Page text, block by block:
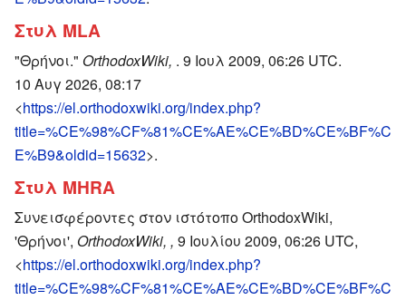
Στυλ MLA
"Θρήνοι." OrthodoxWiki, . 9 Ιουλ 2009, 06:26 UTC.
10 Αυγ 2026, 08:17
<https://el.orthodoxwiki.org/index.php?
title=%CE%98%CF%81%CE%AE%CE%BD%CE%BF%C
E%B9&oldid=15632>.
Στυλ MHRA
Συνεισφέροντες στον ιστότοπο OrthodoxWiki,
'Θρήνοι', OrthodoxWiki, , 9 Ιουλίου 2009, 06:26 UTC,
<https://el.orthodoxwiki.org/index.php?
title=%CE%98%CF%81%CE%AE%CE%BD%CE%BF%C